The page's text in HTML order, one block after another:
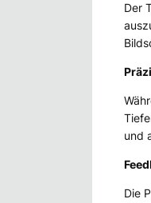
Der
und
Die